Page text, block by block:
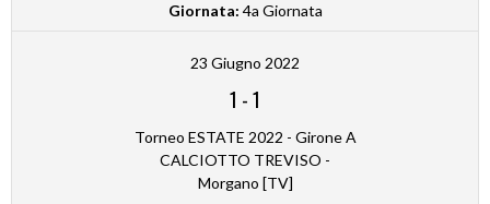
Giornata: 4a Giornata
23 Giugno 2022
1 -1
Torneo ESTATE 2022 - Girone A
CALCIOTTO TREVISO -
Morgano [TV]